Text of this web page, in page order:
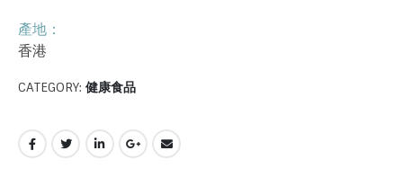
產地：
香港
CATEGORY: 健康食品